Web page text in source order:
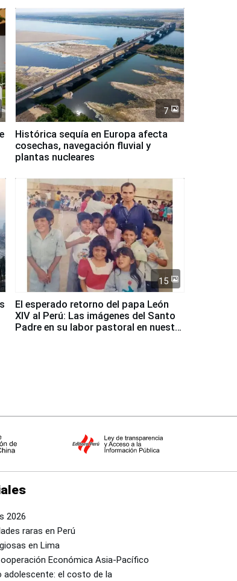
7
Histórica sequía en Europa afecta
cosechas, navegación fluvial y
plantas nucleares
15
El esperado retorno del papa León
XIV al Perú: Las imágenes del Santo
Padre en su labor pastoral en nuestro
2026
raras en Perú
en Lima
Económica Asia-Pacífico
adolescente: el costo de la